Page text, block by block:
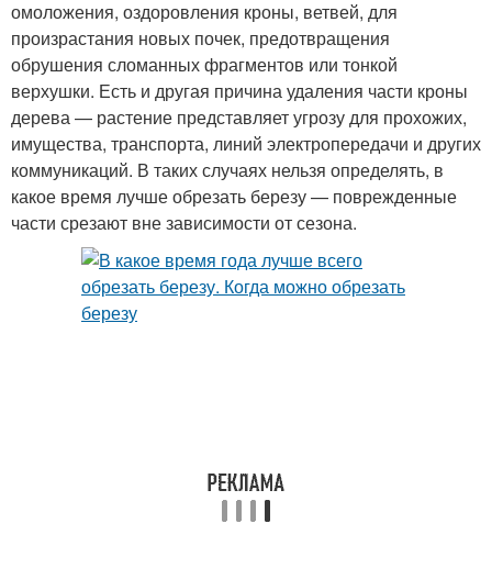
омоложения, оздоровления кроны, ветвей, для
произрастания новых почек, предотвращения
обрушения сломанных фрагментов или тонкой
верхушки. Есть и другая причина удаления части кроны
дерева — растение представляет угрозу для прохожих,
имущества, транспорта, линий электропередачи и других
коммуникаций. В таких случаях нельзя определять, в
какое время лучше обрезать березу — поврежденные
части срезают вне зависимости от сезона.